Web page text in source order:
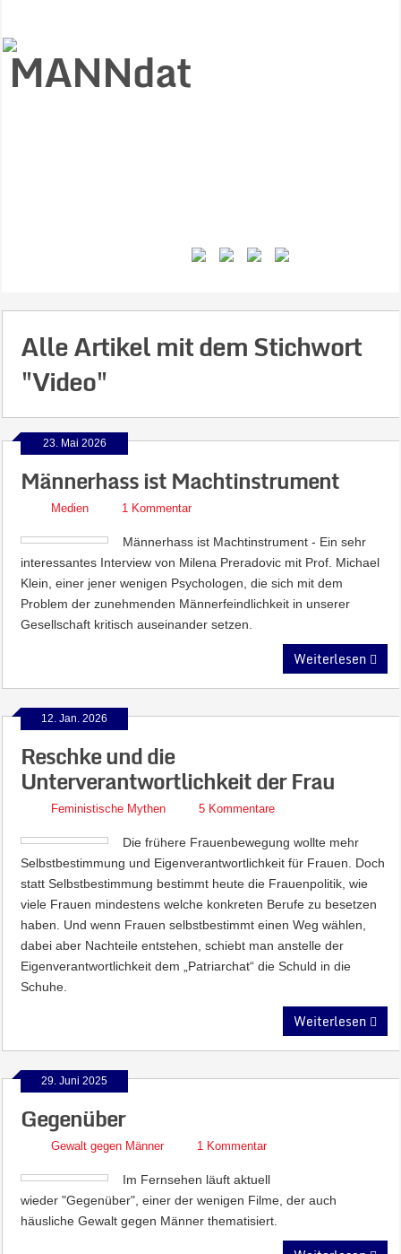
Alle Artikel mit dem Stichwort
"Video"
23. Mai 2026
Männerhass ist Machtinstrument
Medien 1 Kommentar
Männerhass ist Machtinstrument - Ein sehr
interessantes Interview von Milena Preradovic mit Prof. Michael
Klein, einer jener wenigen Psychologen, die sich mit dem
Problem der zunehmenden Männerfeindlichkeit in unserer
Gesellschaft kritisch auseinander setzen.
Weiterlesen
12. Jan. 2026
Reschke und die
Unterverantwortlichkeit der Frau
Feministische Mythen 5 Kommentare
Die frühere Frauenbewegung wollte mehr
Selbstbestimmung und Eigenverantwortlichkeit für Frauen. Doch
statt Selbstbestimmung bestimmt heute die Frauenpolitik, wie
viele Frauen mindestens welche konkreten Berufe zu besetzen
haben. Und wenn Frauen selbstbestimmt einen Weg wählen,
dabei aber Nachteile entstehen, schiebt man anstelle der
Eigenverantwortlichkeit dem „Patriarchat“ die Schuld in die
Schuhe.
Weiterlesen
29. Juni 2025
Gegenüber
Gewalt gegen Männer 1 Kommentar
Im Fernsehen läuft aktuell
wieder "Gegenüber", einer der wenigen Filme, der auch
häusliche Gewalt gegen Männer thematisiert.